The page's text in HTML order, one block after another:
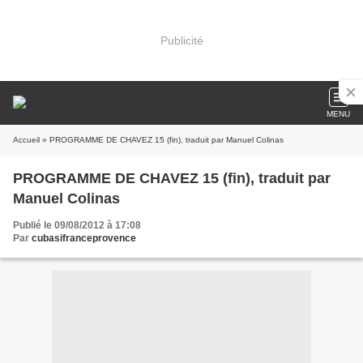
Publicité
MENU
Accueil » PROGRAMME DE CHAVEZ 15 (fin), traduit par Manuel Colinas
PROGRAMME DE CHAVEZ 15 (fin), traduit par
Manuel Colinas
Publié le 09/08/2012 à 17:08
Par cubasifranceprovence